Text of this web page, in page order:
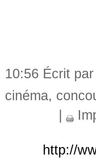
10:56 Écrit
cinéma,
http://